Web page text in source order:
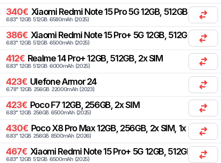
340€ Xiaomi Redmi Note 15 Pro 5G 12GB, 512GB, 2x SIM
6.83" 12GB 512GB 6580mAh (2025)
386€ Xiaomi Redmi Note 15 Pro+ 5G 12GB, 512GB, 2x SIM
6.83" 12GB 512GB 6500mAh (2025)
412€ Realme 14 Pro+ 12GB, 512GB, 2x SIM
6.83" 12GB 512GB 6000mAh (2025)
423€ UlefoneArmor 24
6.78" 12GB 256GB 22000mAh (2023)
423€ Poco F7 12GB, 256GB, 2x SIM
6.83" 12GB 256GB 6500mAh (2025)
430€ Poco X8 Pro Max 12GB, 256GB, 2x SIM, 1x eSIM
6.83" 12GB 256GB 8500mAh (2026)
467€ Xiaomi Redmi Note 15 Pro+ 5G 12GB, 512GB, 1x
6.83" 12GB 512GB 6500mAh (2025)